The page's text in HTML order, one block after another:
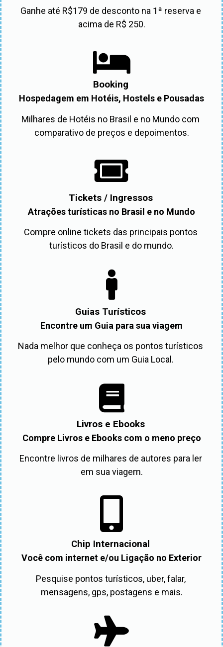
Ganhe até R$179 de desconto na 1ª reserva e
acima de R$ 250.
Booking
Hospedagem em Hotéis, Hostels e Pousadas
Milhares de Hotéis no Brasil e no Mundo com
comparativo de preços e depoimentos.
Tickets / Ingressos
Atrações turísticas no Brasil e no Mundo
Compre online tickets das principais pontos
turísticos do Brasil e do mundo.
Guias Turísticos
Encontre um Guia para sua viagem
Nada melhor que conheça os pontos turísticos
pelo mundo com um Guia Local.
Livros e Ebooks
Compre Livros e Ebooks com o meno preço
Encontre livros de milhares de autores para ler
em sua viagem.
Chip Internacional
Você com internet e/ou Ligação no Exterior
Pesquise pontos turísticos, uber, falar,
mensagens, gps, postagens e mais.